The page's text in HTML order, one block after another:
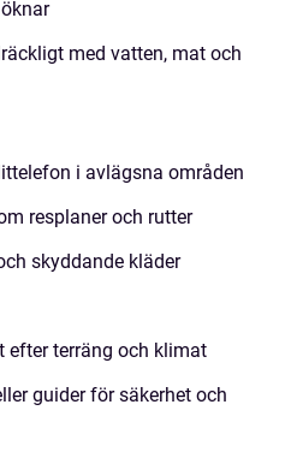
med vatten, mat och
i avlägsna områden
resplaner och rutter
skyddande kläder
efter terräng och klimat
guider för säkerhet och